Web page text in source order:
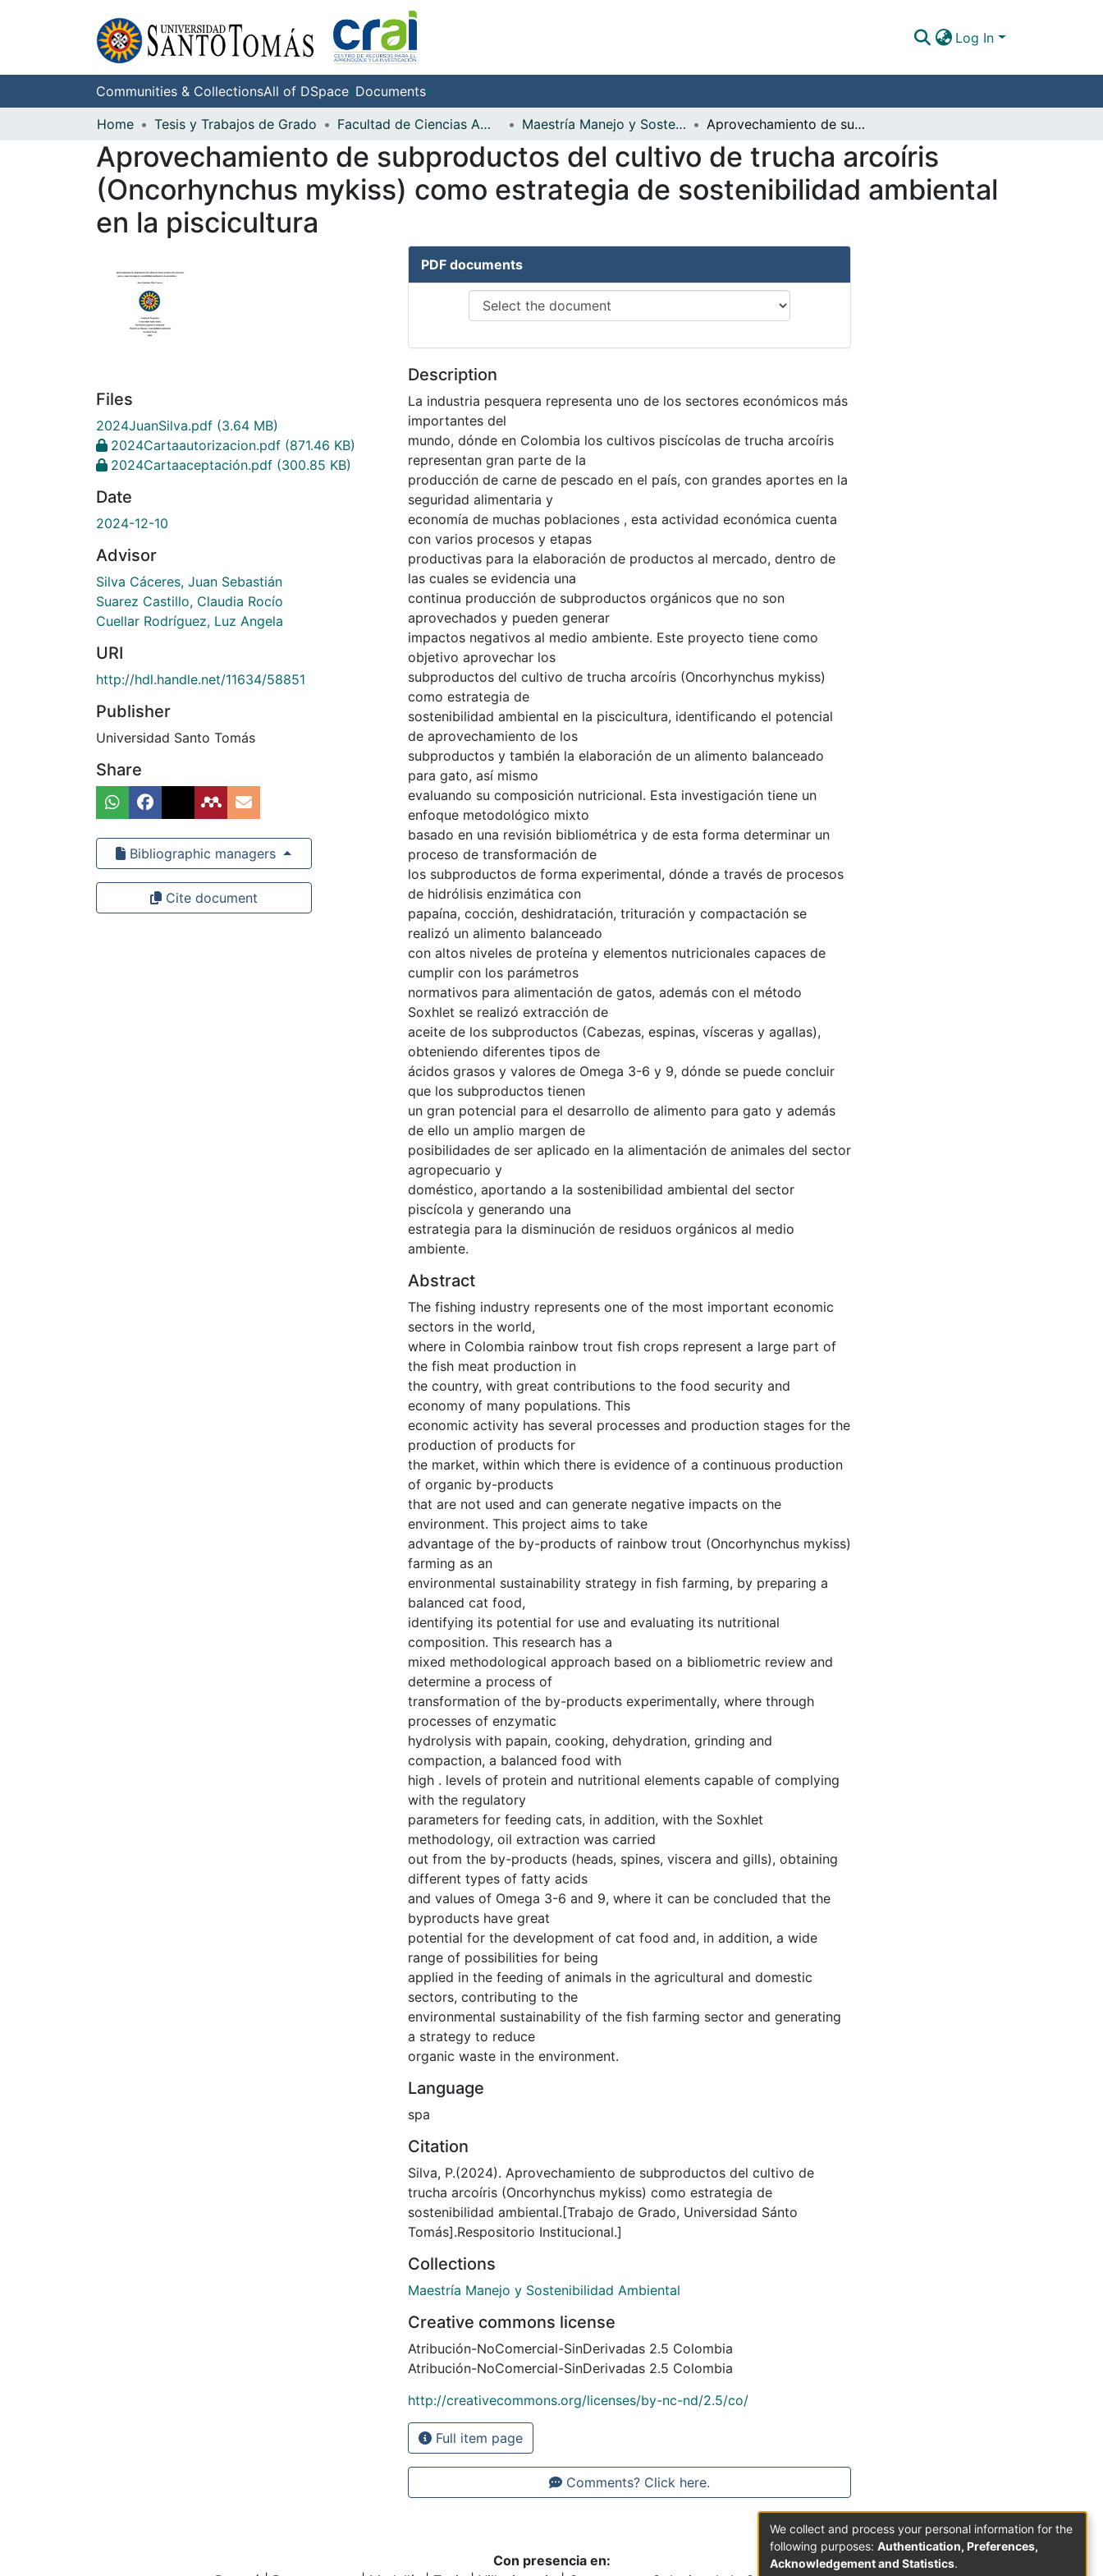
Log In
Communities & CollectionsAll of DSpace Documents
Home
Tesis y Trabajos de Grado Facultad de Ciencias Ambientales Maestría Manejo y Sostenibilidad Ambiental Aprovechamiento de subproductos del cultivo de trucha arcoíris (Oncorhynchus mykiss) como estrategia de sostenibilidad ambiental en la piscicultura
Aprovechamiento de subproductos del cultivo de trucha arcoíris
(Oncorhynchus mykiss) como estrategia de sostenibilidad ambiental
en la piscicultura
Files
2024JuanSilva.pdf (3.64 MB)
2024Cartaautorizacion.pdf (871.46 KB)
2024Cartaaceptación.pdf (300.85 KB)
Date
2024-12-10
Advisor
Silva Cáceres, Juan Sebastián
Suarez Castillo, Claudia Rocío
Cuellar Rodríguez, Luz Angela
URI
http://hdl.handle.net/11634/58851
Publisher
Universidad Santo Tomás
Share
Bibliographic managers
Cite document
PDF documents
Description
La industria pesquera representa uno de los sectores económicos más
importantes del
mundo, dónde en Colombia los cultivos piscícolas de trucha arcoíris
representan gran parte de la
producción de carne de pescado en el país, con grandes aportes en la
seguridad alimentaria y
economía de muchas poblaciones , esta actividad económica cuenta
con varios procesos y etapas
productivas para la elaboración de productos al mercado, dentro de
las cuales se evidencia una
continua producción de subproductos orgánicos que no son
aprovechados y pueden generar
impactos negativos al medio ambiente. Este proyecto tiene como
objetivo aprovechar los
subproductos del cultivo de trucha arcoíris (Oncorhynchus mykiss)
como estrategia de
sostenibilidad ambiental en la piscicultura, identificando el potencial
de aprovechamiento de los
subproductos y también la elaboración de un alimento balanceado
para gato, así mismo
evaluando su composición nutricional. Esta investigación tiene un
enfoque metodológico mixto
basado en una revisión bibliométrica y de esta forma determinar un
proceso de transformación de
los subproductos de forma experimental, dónde a través de procesos
de hidrólisis enzimática con
papaína, cocción, deshidratación, trituración y compactación se
realizó un alimento balanceado
con altos niveles de proteína y elementos nutricionales capaces de
cumplir con los parámetros
normativos para alimentación de gatos, además con el método
Soxhlet se realizó extracción de
aceite de los subproductos (Cabezas, espinas, vísceras y agallas),
obteniendo diferentes tipos de
ácidos grasos y valores de Omega 3-6 y 9, dónde se puede concluir
que los subproductos tienen
un gran potencial para el desarrollo de alimento para gato y además
de ello un amplio margen de
posibilidades de ser aplicado en la alimentación de animales del sector
agropecuario y
doméstico, aportando a la sostenibilidad ambiental del sector
piscícola y generando una
estrategia para la disminución de residuos orgánicos al medio
ambiente.
Abstract
The fishing industry represents one of the most important economic
sectors in the world,
where in Colombia rainbow trout fish crops represent a large part of
the fish meat production in
the country, with great contributions to the food security and
economy of many populations. This
economic activity has several processes and production stages for the
production of products for
the market, within which there is evidence of a continuous production
of organic by-products
that are not used and can generate negative impacts on the
environment. This project aims to take
advantage of the by-products of rainbow trout (Oncorhynchus mykiss)
farming as an
environmental sustainability strategy in fish farming, by preparing a
balanced cat food,
identifying its potential for use and evaluating its nutritional
composition. This research has a
mixed methodological approach based on a bibliometric review and
determine a process of
transformation of the by-products experimentally, where through
processes of enzymatic
hydrolysis with papain, cooking, dehydration, grinding and
compaction, a balanced food with
high . levels of protein and nutritional elements capable of complying
with the regulatory
parameters for feeding cats, in addition, with the Soxhlet
methodology, oil extraction was carried
out from the by-products (heads, spines, viscera and gills), obtaining
different types of fatty acids
and values of Omega 3-6 and 9, where it can be concluded that the
byproducts have great
potential for the development of cat food and, in addition, a wide
range of possibilities for being
applied in the feeding of animals in the agricultural and domestic
sectors, contributing to the
environmental sustainability of the fish farming sector and generating
a strategy to reduce
organic waste in the environment.
Language
spa
Citation
Silva, P.(2024). Aprovechamiento de subproductos del cultivo de
trucha arcoíris (Oncorhynchus mykiss) como estrategia de
sostenibilidad ambiental.[Trabajo de Grado, Universidad Sánto
Tomás].Respositorio Institucional.]
Collections
Maestría Manejo y Sostenibilidad Ambiental
Creative commons license
Atribución-NoComercial-SinDerivadas 2.5 Colombia
Atribución-NoComercial-SinDerivadas 2.5 Colombia
http://creativecommons.org/licenses/by-nc-nd/2.5/co/
Full item page
Comments? Click here.
Con presencia en:
We collect and process your personal information for the
following purposes: Authentication, Preferences,
Acknowledgement and Statistics.